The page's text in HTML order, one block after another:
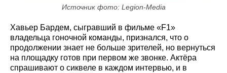
Источник фото: Legion-Media
Хавьер Бардем, сыгравший в фильме «F1»
владельца гоночной команды, признался, что о
продолжении знает не больше зрителей, но вернуться
на площадку готов при первом же звонке. Актёра
спрашивают о сиквеле в каждом интервью, и в